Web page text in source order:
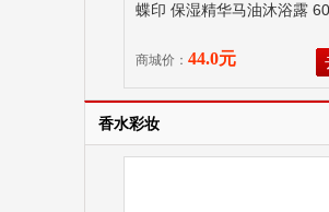
蝶印 保湿精华马油沐浴露
商城价： 44.0元
香水彩妆